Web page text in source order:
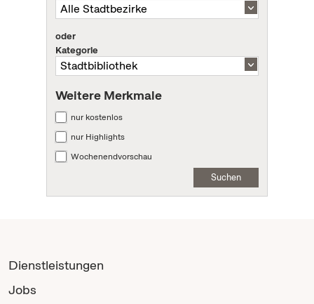
oder
Kategorie
Weitere Merkmale
nur kostenlos
nur Highlights
Wochenendvorschau
Suchen
Dienstleistungen
Jobs